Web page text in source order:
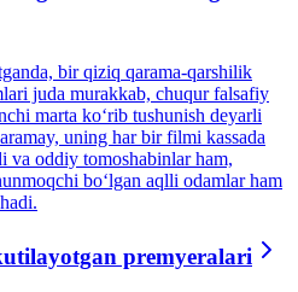
bir qiziq qarama-qarshilik
juda murakkab, chuqur falsafiy
marta koʻrib tushunish deyarli
uning har bir filmi kassada
oddiy tomoshabinlar ham,
boʻlgan aqlli odamlar ham
premyeralari